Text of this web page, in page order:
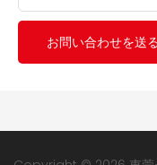
お問い合わせを送